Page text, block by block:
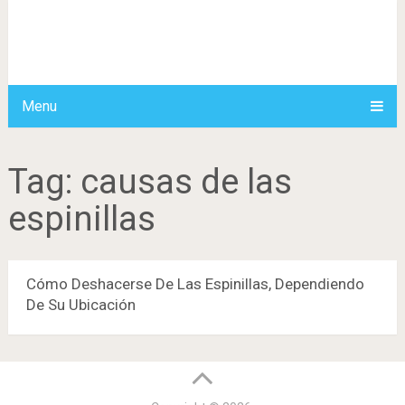
Menu
Tag: causas de las
espinillas
Cómo Deshacerse De Las Espinillas, Dependiendo
De Su Ubicación